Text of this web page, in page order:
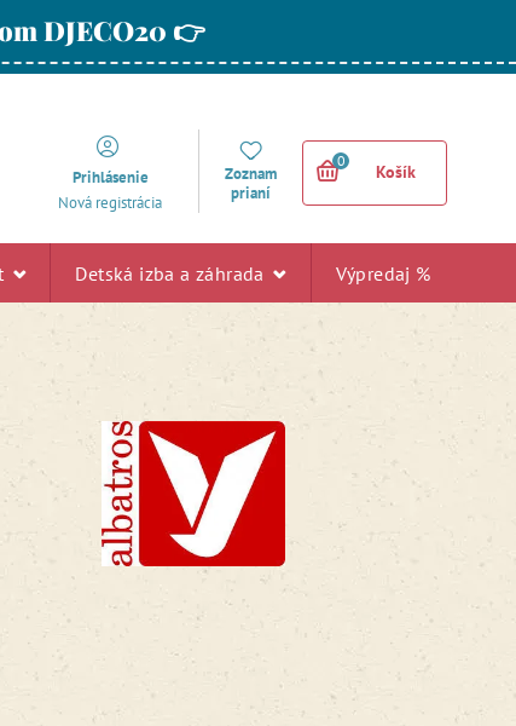
DJECO20 👉
Prihlásenie
Nová registrácia
Zoznam
prianí
0
Košík
Detská izba a záhrada Výpredaj %